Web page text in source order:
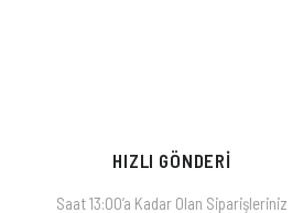
HIZLI GÖNDERİ
Saat 13:00’a Kadar Olan Siparişleriniz